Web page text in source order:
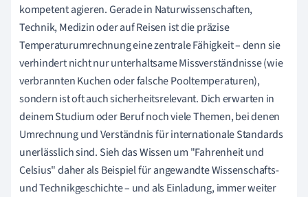
kompetent agieren. Gerade in Naturwissenschaften,
Technik, Medizin oder auf Reisen ist die präzise
Temperaturumrechnung eine zentrale Fähigkeit – denn sie
verhindert nicht nur unterhaltsame Missverständnisse (wie
verbrannten Kuchen oder falsche Pooltemperaturen),
sondern ist oft auch sicherheitsrelevant. Dich erwarten in
deinem Studium oder Beruf noch viele Themen, bei denen
Umrechnung und Verständnis für internationale Standards
unerlässlich sind. Sieh das Wissen um "Fahrenheit und
Celsius" daher als Beispiel für angewandte Wissenschafts-
und Technikgeschichte – und als Einladung, immer weiter